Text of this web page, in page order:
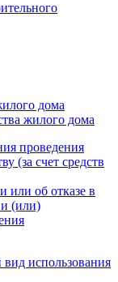
дома
жилого дома
проведения
(за счет средств
или об отказе в
и (или)
использования